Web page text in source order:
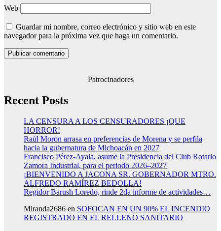
Web
Guardar mi nombre, correo electrónico y sitio web en este
navegador para la próxima vez que haga un comentario.
Patrocinadores
Recent Posts
LA CENSURA A LOS CENSURADORES ¡QUE
HORROR!
Raúl Morón arrasa en preferencias de Morena y se perfila
hacia la gubernatura de Michoacán en 2027
Francisco Pérez-Ayala, asume la Presidencia del Club Rotario
Zamora Industrial, para el periodo 2026–2027
¡BIENVENIDO A JACONA SR. GOBERNADOR MTRO.
ALFREDO RAMÍREZ BEDOLLA!
Regidor Barush Loredo, rinde 2da informe de actividades…
Miranda2686 en SOFOCAN EN UN 90% EL INCENDIO
REGISTRADO EN EL RELLENO SANITARIO